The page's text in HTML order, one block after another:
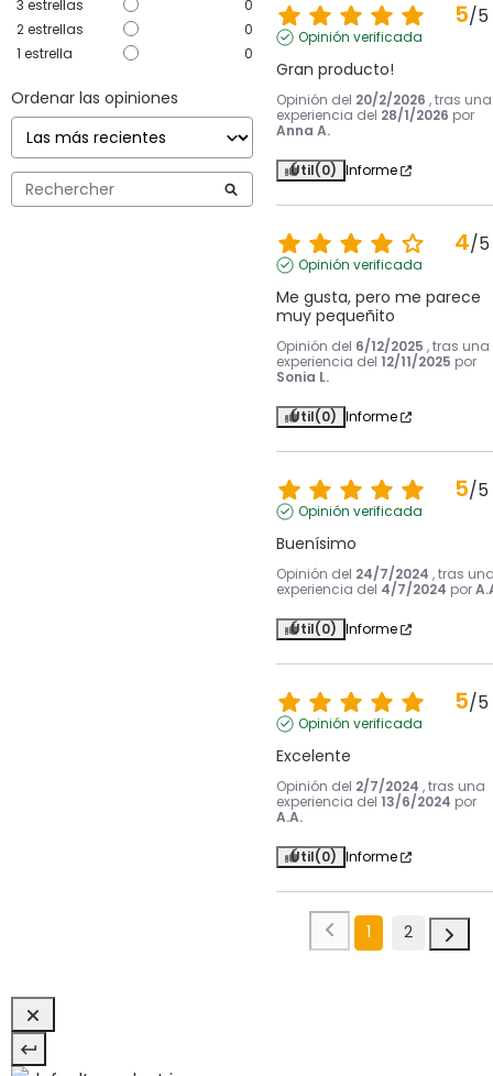
3 estrellas
0
2estrellas
0
1 estrella 0
Ordenar las opiniones
5/5
Opinión verificada
Gran producto!
Opinión del 20/2/2026 , tras una
experiencia del 28/1/2026 por
Anna A.
Útil(0) Informe
4/5
Opinión verificada
Me gusta, pero me parece
muy pequeñito
Opinión del 6/12/2025 , tras una
experiencia del 12/11/2025 por
Sonia L.
Útil(0) Informe
5/5
Opinión verificada
Buenísimo
Opinión del 24/7/2024 , tras
experiencia del 4/7/2024 por
Útil(0) Informe
5/5
Opinión verificada
Excelente
Opinión del 2/7/2024 , tras una
experiencia del 13/6/2024 por
A.A.
Útil(0) Informe
1 2